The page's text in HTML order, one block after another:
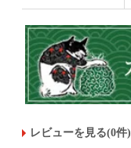
レビューを見る(0件)